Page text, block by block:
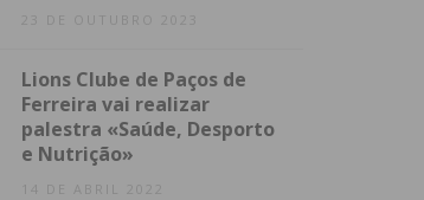
23 DE OUTUBRO 2023
Lions Clube de Paços de
Ferreira vai realizar
palestra «Saúde, Desporto
e Nutrição»
14 DE ABRIL 2022